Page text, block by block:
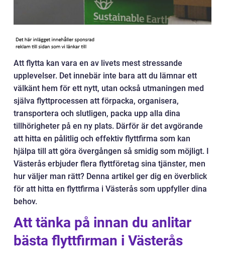
Att flytta kan vara en av livets mest stressande
upplevelser. Det innebär inte bara att du lämnar ett
välkänt hem för ett nytt, utan också utmaningen med
själva flyttprocessen att förpacka, organisera,
transportera och slutligen, packa upp alla dina
tillhörigheter på en ny plats. Därför är det avgörande
att hitta en pålitlig och effektiv flyttfirma som kan
hjälpa till att göra övergången så smidig som möjligt. I
Västerås erbjuder flera flyttföretag sina tjänster, men
hur väljer man rätt? Denna artikel ger dig en överblick
för att hitta en flyttfirma i Västerås som uppfyller dina
behov.
Att tänka på innan du anlitar
bästa flyttfirman i Västerås